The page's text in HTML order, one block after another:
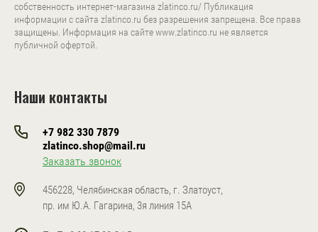
собственность интернет-магазина zlatinco.ru/ Публикация
информации с сайта zlatinco.ru без разрешения запрещена. Все права
защищены. Информация на сайте www.zlatinco.ru не является
публичной офертой.
Наши контакты
+7 982 330 7879
zlatinco.shop@mail.ru
Заказать звонок
456228, Челябинская область, г. Златоуст,
пр. им Ю.А. Гагарина, 3я линия 15А